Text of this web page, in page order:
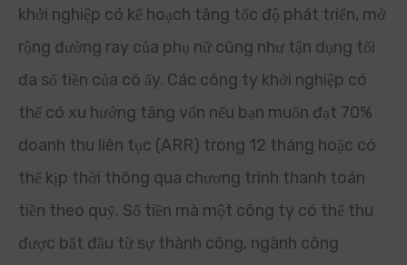
khởi nghiệp có kế hoạch tăng tốc độ phát triển, mở
rộng đường ray của phụ nữ cũng như tận dụng tối
đa số tiền của cô ấy. Các công ty khởi nghiệp có
thể có xu hướng tăng vốn nếu bạn muốn đạt 70%
doanh thu liên tục (ARR) trong 12 tháng hoặc có
thể kịp thời thông qua chương trình thanh toán
tiền theo quỹ. Số tiền mà một công ty có thể thu
được bắt đầu từ sự thành công, ngành công